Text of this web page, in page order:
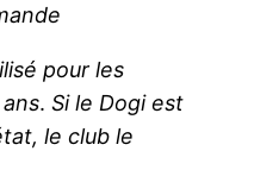
pour les
ans.Si le Dogi est
le club le